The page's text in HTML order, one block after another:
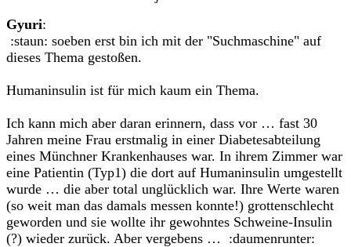
Gyuri:
:staun: soeben erst bin ich mit der "Suchmaschine" auf
dieses Thema gestoßen.
Humaninsulin ist für mich kaum ein Thema.
Ich kann mich aber daran erinnern, dass vor … fast 30
Jahren meine Frau erstmalig in einer Diabetesabteilung
eines Münchner Krankenhauses war. In ihrem Zimmer war
eine Patientin (Typ1) die dort auf Humaninsulin umgestellt
wurde … die aber total unglücklich war. Ihre Werte waren
(so weit man das damals messen konnte!) grottenschlecht
geworden und sie wollte ihr gewohntes Schweine-Insulin
(?) wieder zurück. Aber vergebens … :daumenrunter: